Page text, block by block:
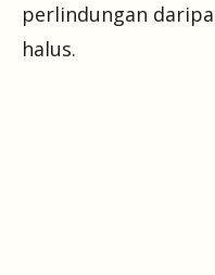
perlindungan
halus.